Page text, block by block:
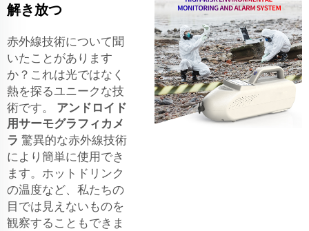
解き放つ
赤外線技術について聞
いたことがあります
か？これは光ではなく
熱を探るユニークな技
術です。 アンドロイド
用サーモグラフィカメ
ラ 驚異的な赤外線技術
により簡単に使用でき
ます。ホットドリンク
の温度など、私たちの
目では見えないものを
観察することもできま